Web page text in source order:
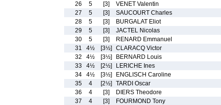
26
5 [3]
VENET Valentin
27
5 [3]
SAUCOURT Charles
28
5 [3]
BURGALAT Eliot
29
5 [3]
JACTEL Nicolas
30
5 [3]
RENARD Emmanuel
31
4½ [3½]
CLARACQ Victor
32
4½ [3½]
BERNARD Louis
33
4½ [2½]
LERICHE Ines
34
4½ [3½]
ENGLISCH Caroline
35
4 [2½]
TARDI Oscar
36
4 [3]
DIERS Theodore
37
4 [3]
FOURMOND Tony